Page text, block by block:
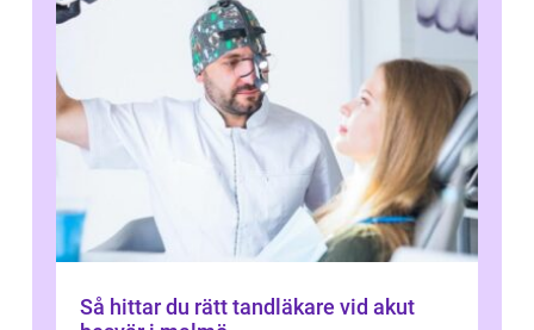
Så hittar du rätt tandläkare vid akut